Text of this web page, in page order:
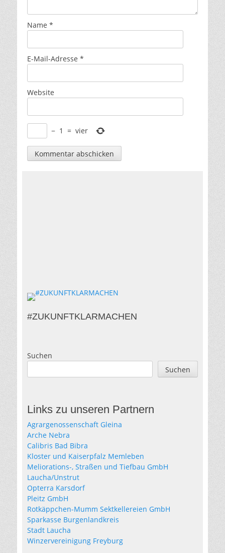
Name *
E-Mail-Adresse *
Website
− 1 = vier
#ZUKUNFTKLARMACHEN
Suchen
Suchen
Links zu unseren Partnern
Agrargenossenschaft Gleina
Arche Nebra
Calibris Bad Bibra
Kloster und Kaiserpfalz Memleben
Meliorations-, Straßen und Tiefbau GmbH
Laucha/Unstrut
Opterra Karsdorf
Pleitz GmbH
Rotkäppchen-Mumm Sektkellereien GmbH
Sparkasse Burgenlandkreis
Stadt Laucha
Winzervereinigung Freyburg